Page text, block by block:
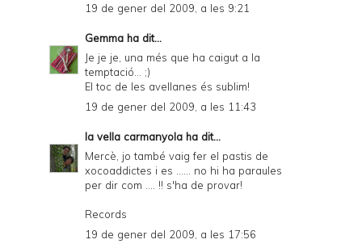
19 de gener del 2009, a les 9:21
Gemma ha dit...
Je je je, una més que ha caigut a la
temptació... ;)
El toc de les avellanes és sublim!
19 de gener del 2009, a les 11:43
la vella carmanyola ha dit...
Mercè, jo també vaig fer el pastis de
xocoaddictes i es ...... no hi ha paraules
per dir com .... !! s'ha de provar!
Records
19 de gener del 2009, a les 17:56